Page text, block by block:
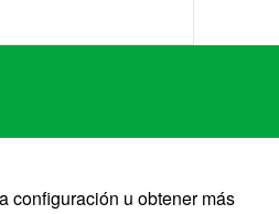
configuración u obtener más